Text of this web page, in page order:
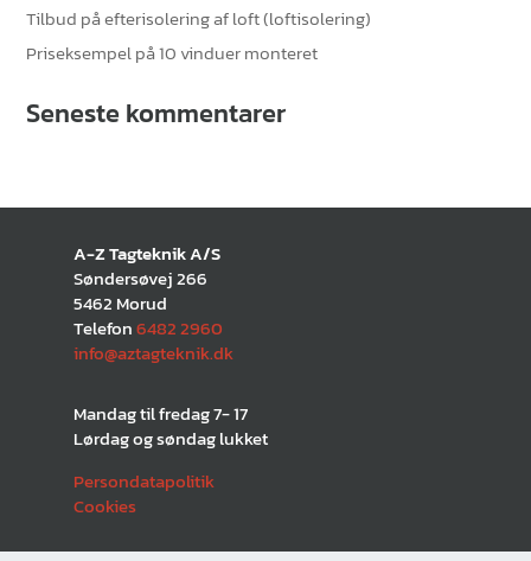
Tilbud på efterisolering af loft (loftisolering)
Priseksempel på 10 vinduer monteret
Seneste kommentarer
A-Z Tagteknik A/S
Søndersøvej 266
5462 Morud
Telefon6482 2960
info@aztagteknik.dk
Mandag til fredag 7- 17
Lørdag og søndag lukket
Persondatapolitik
Cookies